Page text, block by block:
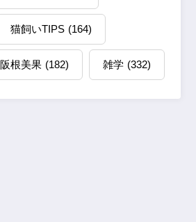
猫飼いTIPS (164)
阪根美果 (182) 雑学 (332)